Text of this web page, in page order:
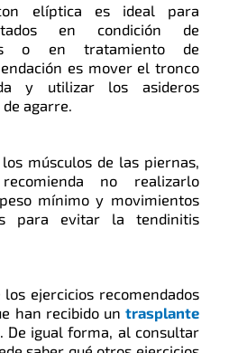
elíptica es ideal para
en condición de
o en tratamiento de
es mover el tronco
y utilizar los asideros
agarre.
músculos de las piernas,
no realizarlo
mínimo y movimientos
para evitar la tendinitis
ejercicios recomendados
han recibido un trasplante
De igual forma, al consultar